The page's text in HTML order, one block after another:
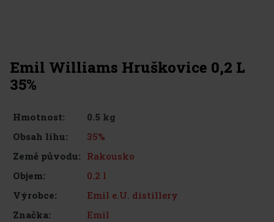
Emil Williams Hruškovice 0,2 L
35%
Hmotnost:
0.5 kg
Obsah lihu:
35%
Země původu: Rakousko
Objem:
0.2 l
Výrobce:
Emil e.U. distillery
Značka:
Emil